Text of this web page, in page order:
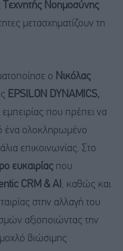
Τεχνητής Νοημοσύνης
μετασχηματίζουν τη
ο Νικόλας
EPSILON DYNAMICS,
που πρέπει να
ένα ολοκληρωμένο
επικοινωνίας. Στο
ευκαιρίας που
CRM & AI , καθώς και
στην αλλαγή του
αξιοποιώντας την
βιώσιμης